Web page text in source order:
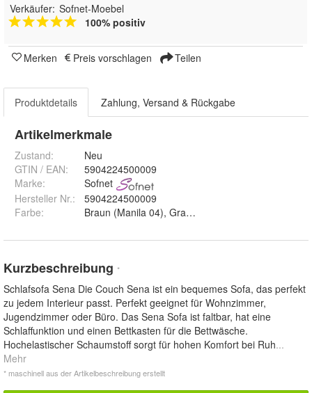
Verkäufer: Sofnet-Moebel
100% positiv
Merken Preis vorschlagen Teilen
Produktdetails Zahlung, Versand & Rückgabe
Artikelmerkmale
Zustand:
Neu
GTIN / EAN:
5904224500009
Marke:
Sofnet
Hersteller Nr.:
5904224500009
Farbe:
Kurzbeschreibung *
Schlafsofa Sena Die Couch Sena ist ein bequemes Sofa, das perfekt
zu jedem Interieur passt. Perfekt geeignet für Wohnzimmer,
Jugendzimmer oder Büro. Das Sena Sofa ist faltbar, hat eine
Schlaffunktion und einen Bettkasten für die Bettwäsche.
Hochelastischer Schaumstoff sorgt für hohen Komfort bei Ruh...
Mehr
* maschinell aus der Artikelbeschreibung erstellt